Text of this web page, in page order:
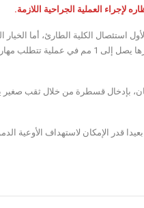
العملية الجراحية اللازمة.
الكلية الطارئ، أما الخيار
لإنقاذ الكلى يسمى الانصمام الوعائي، ويتضمن وقف النزيف في الأوعية الدموية شديدة الدقة التي لا يكاد
قدر الإمكان لاستهداف الأوعية